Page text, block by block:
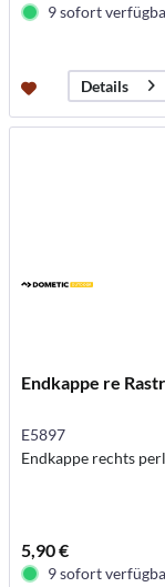
9 sofort
Details
Endkappe re
E5897
Endkappe rechts
5,90 €
9 sofort